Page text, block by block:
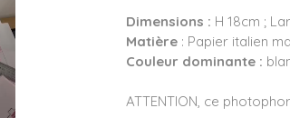
Dimensions : H 18cm ;
Matière : Papier italien
Couleur dominante :
ATTENTION, ce